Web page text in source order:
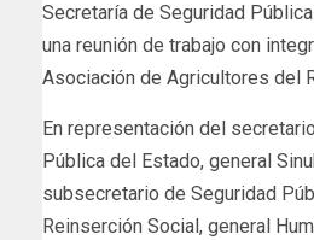
Secretaría de Seguridad
una reunión de trabajo con
Asociación de Agricultores del
En representación del
Pública del Estado, general
subsecretario de Seguridad
Reinserción Social, general